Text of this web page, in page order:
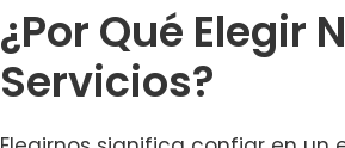
¿Por Qué Elegir
Servicios?